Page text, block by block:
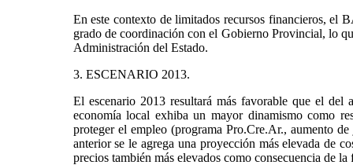
En este contexto de limitados recursos financieros, el
grado de coordinación con el Gobierno Provincial, lo
Administración del Estado.
3. ESCENARIO 2013.
El escenario 2013 resultará más favorable que el
economía local exhiba un mayor dinamismo como
proteger el empleo (programa Pro.Cre.Ar., aumento
anterior se le agrega una proyección más elevada de
precios también más elevados como consecuencia de